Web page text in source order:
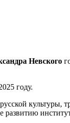
Невского
году.
культуры,